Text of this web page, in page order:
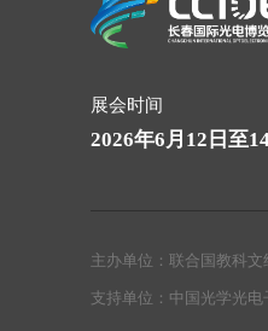
展会时间
2026年6月12日至
主办单位： 联合国教科文
支持单位： 中国光学光电